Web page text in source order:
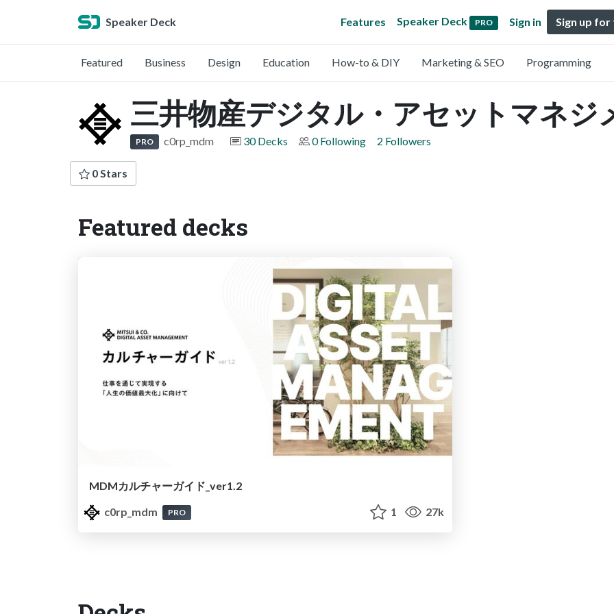
Speaker Deck Features Speaker Deck PRO Sign in Sign up for
Featured Business Design Education How-to & DIY Marketing & SEO Programming
三井物産デジタル・アセットマネジ
PRO c0rp_mdm 30 Decks 0 Following 2 Followers
0 Stars
Featured decks
MDMカルチャーガイド_ver1.2
c0rp_mdm
PRO 1 27k